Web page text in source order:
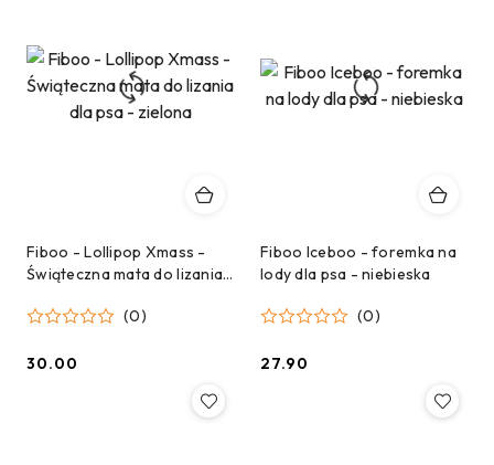
Fiboo - Lollipop Xmass -
Świąteczna mata do lizania
(0)
Cena:
30.00
Fiboo Iceboo - foremka na
lody dla psa - niebieska
(0)
Cena:
27.90